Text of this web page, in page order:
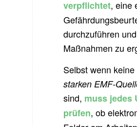
verpflichtet, eine
durchzuführen
Maßnahmen zu
Selbst wenn keine
starken EMF-
sind, muss jedes
prüfen, ob